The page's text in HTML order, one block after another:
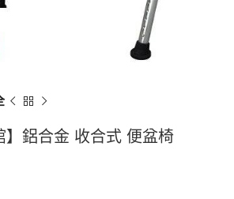
】鋁合金 收合式 便盆椅